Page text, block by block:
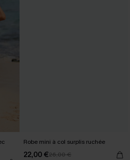
Robe mini à col surplis ruchée
22,00 €26,00 €